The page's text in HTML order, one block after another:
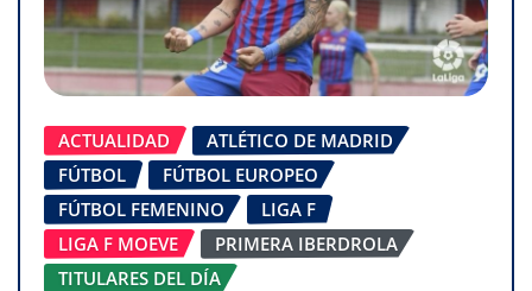
ACTUALIDAD
ATLÉTICO DE MADRID
FÚTBOL
FÚTBOL EUROPEO
FÚTBOL FEMENINO
LIGA F
LIGA F MOEVE
PRIMERA IBERDROLA
TITULARES DEL DÍA